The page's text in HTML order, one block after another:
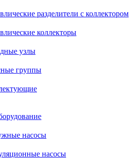
разделители с коллектором
коллекторы
узлы
группы
насосы
насосы